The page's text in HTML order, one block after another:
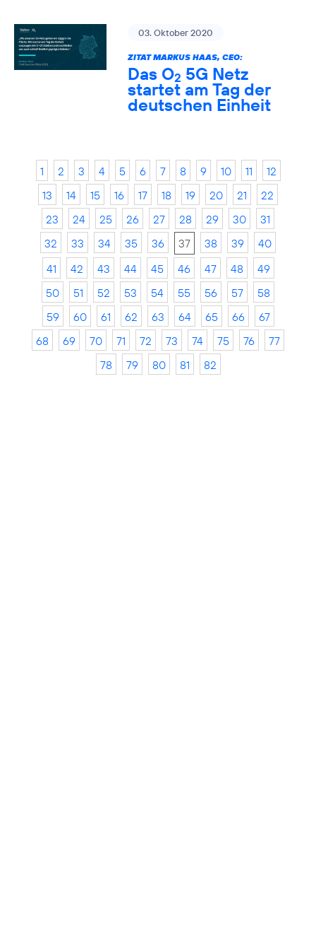
03. Oktober 2020
ZITAT MARKUS HAAS, CEO:
Das O2 5G Netz
startet am Tag der
deutschen Einheit
1 2 3 4 5 6 7 8 9 10 11
12
13
14 15 16 17 18 19 20 21
22
23
24 25 26 27 28 29 30
31
32
33 34 35 36 37 38 39
40
41
42 43 44 45 46 47 48
49
50
51 52 53 54 55 56 57
58
59
60 61 62 63 64 65 66
67
68
69 70 71 72 73 74 75 76
77
78
79 80 81 82